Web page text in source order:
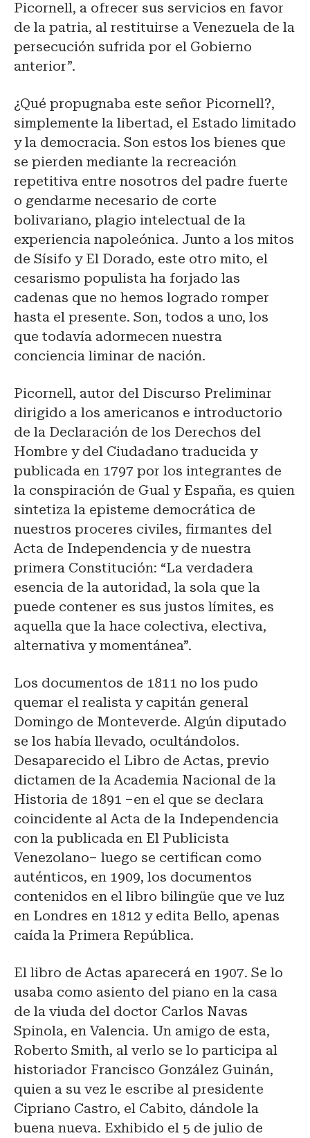
Picornell, a ofrecer sus servicios en favor
de la patria, al restituirse a Venezuela de la
persecución sufrida por el Gobierno
anterior”.
¿Qué propugnaba este señor Picornell?,
simplemente la libertad, el Estado limitado
y la democracia. Son estos los bienes que
se pierden mediante la recreación
repetitiva entre nosotros del padre fuerte
o gendarme necesario de corte
bolivariano, plagio intelectual de la
experiencia napoleónica. Junto a los mitos
de Sísifo y El Dorado, este otro mito, el
cesarismo populista ha forjado las
cadenas que no hemos logrado romper
hasta el presente. Son, todos a uno, los
que todavía adormecen nuestra
conciencia liminar de nación.
Picornell, autor del Discurso Preliminar
dirigido a los americanos e introductorio
de la Declaración de los Derechos del
Hombre y del Ciudadano traducida y
publicada en 1797 por los integrantes de
la conspiración de Gual y España, es quien
sintetiza la episteme democrática de
nuestros proceres civiles, firmantes del
Acta de Independencia y de nuestra
primera Constitución: “La verdadera
esencia de la autoridad, la sola que la
puede contener es sus justos límites, es
aquella que la hace colectiva, electiva,
alternativa y momentánea”.
Los documentos de 1811 no los pudo
quemar el realista y capitán general
Domingo de Monteverde. Algún diputado
se los había llevado, ocultándolos.
Desaparecido el Libro de Actas, previo
dictamen de la Academia Nacional de la
Historia de 1891 –en el que se declara
coincidente al Acta de la Independencia
con la publicada en El Publicista
Venezolano– luego se certifican como
auténticos, en 1909, los documentos
contenidos en el libro bilingüe que ve luz
en Londres en 1812 y edita Bello, apenas
caída la Primera República.
El libro de Actas aparecerá en 1907. Se lo
usaba como asiento del piano en la casa
de la viuda del doctor Carlos Navas
Spinola, en Valencia. Un amigo de esta,
Roberto Smith, al verlo se lo participa al
historiador Francisco González Guinán,
quien a su vez le escribe al presidente
Cipriano Castro, el Cabito, dándole la
buena nueva. Exhibido el 5 de julio de